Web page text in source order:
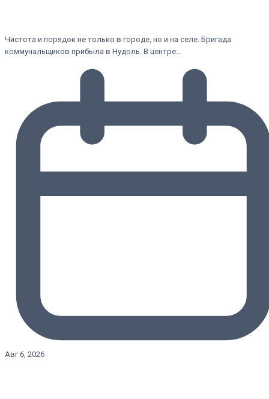
Чистота и порядок не только в городе, но и на селе. Бригада
коммунальщиков прибыла в Нудоль. В центре…
Авг 6, 2026